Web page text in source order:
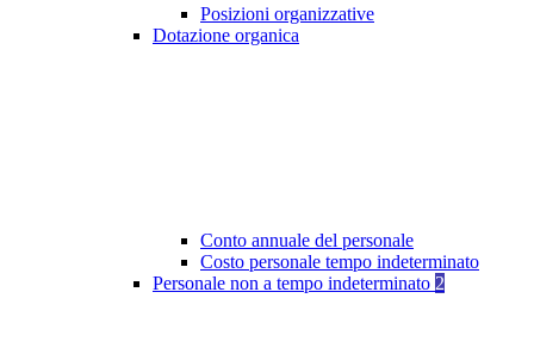
Posizioni organizzative
Dotazione organica
Conto annuale del personale
Costo personale tempo indeterminato
Personale non a tempo indeterminato 2